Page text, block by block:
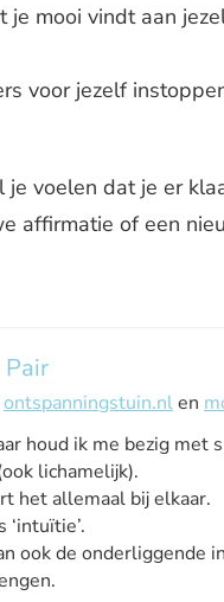
je mooi vindt aan
voor jezelf
je voelen dat je er
affirmatie of een
Pair
ontspanningstuin.nlen
houd ik me bezig met
lichamelijk).
het allemaal bij elkaar.
‘intuïtie’.
ook de onderliggende